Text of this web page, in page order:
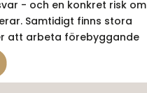
- och en konkret risk om
Samtidigt finns stora
att arbeta förebyggande